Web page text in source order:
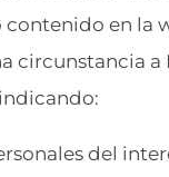
en la
circunstancia a
indicando:
del